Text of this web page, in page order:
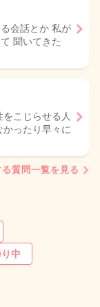
会話とか 私が
聞いてきた
こじらせる人
ったり早々に
る質問一覧を見る
中